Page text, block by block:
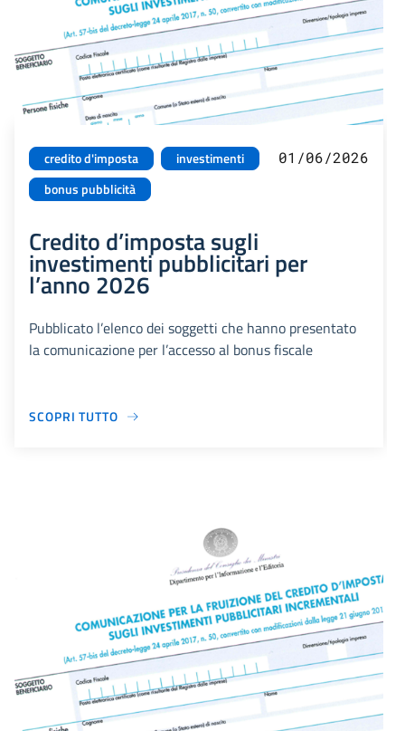
credito d'imposta
investimenti
bonus pubblicità
01/06/2026
Credito d’imposta sugli
investimenti pubblicitari per
l’anno 2026
Pubblicato l’elenco dei soggetti che hanno presentato
la comunicazione per l’accesso al bonus fiscale
SCOPRI TUTTO